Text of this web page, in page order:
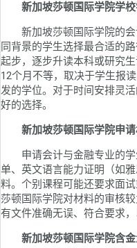
新加坡莎顿国际学院学校
新加坡莎顿国际学院的会
同背景的学生选择最合适的
起步，逐步升读本科或研究
12个月不等，取决于学生报
发的学位。对于时间安排灵
好的选择。
新加坡莎顿国际学院申请
申请会计与金融专业的学
单、英文语言能力证明（如
料。个别课程可能还要求面
莎顿国际学院对材料的审核
有文件准确无误、符合要求
新加坡莎顿国际学院含金